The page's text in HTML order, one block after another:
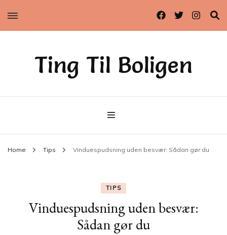
Ting Til Boligen
Home Tips Vinduespudsning uden besvær: Sådan gør du
TIPS
Vinduespudsning uden besvær:
Sådan gør du